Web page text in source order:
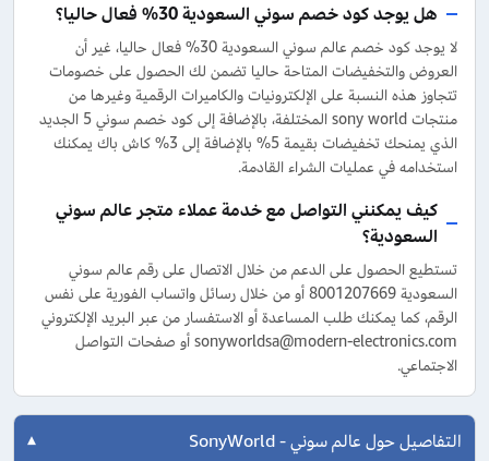
هل يوجد كود خصم سوني السعودية 30% فعال حاليا؟
لا يوجد كود خصم عالم سوني السعودية 30% فعال حاليا، غير أن
العروض والتخفيضات المتاحة حاليا تضمن لك الحصول على خصومات
تتجاوز هذه النسبة على الإلكترونيات والكاميرات الرقمية وغيرها من
منتجات sony world المختلفة، بالإضافة إلى كود خصم سوني 5 الجديد
الذي يمنحك تخفيضات بقيمة 5% بالإضافة إلى 3% كاش باك يمكنك
استخدامه في عمليات الشراء القادمة.
كيف يمكنني التواصل مع خدمة عملاء متجر عالم سوني
السعودية؟
تستطيع الحصول على الدعم من خلال الاتصال على رقم عالم سوني
السعودية 8001207669 أو من خلال رسائل واتساب الفورية على نفس
الرقم، كما يمكنك طلب المساعدة أو الاستفسار من عبر البريد الإلكتروني
sonyworldsa@modern-electronics.com أو صفحات التواصل
الاجتماعي.
التفاصيل حول عالم سوني - SonyWorld